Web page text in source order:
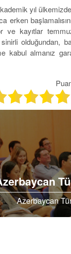
yıl
erken
ve kayıtlar
olduğundan,
kabul almanız
Azerbaycan